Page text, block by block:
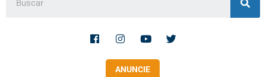
ANUNCIE